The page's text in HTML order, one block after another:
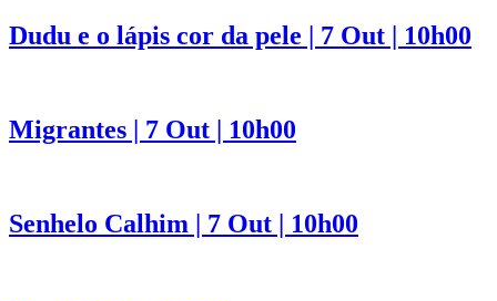
Dudu e o lápis cor da pele | 7 Out | 10h00
Migrantes | 7 Out | 10h00
Senhelo Calhim | 7 Out | 10h00